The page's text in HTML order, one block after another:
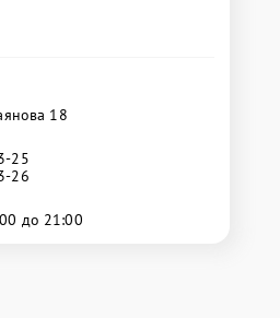
18
25
26
до 21:00